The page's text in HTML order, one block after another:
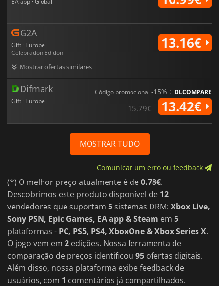
G2A
Gift · Europe
Celebration Edition
Mostrar ofertas similares
13.16€
Difmark
Gift · Europe
Código promocional -15% : DLCOMPARE
15.79€ 13.42€
MOSTRAR TUDO
Comunicar um erro ou feedback
(*) O melhor preço atualmente é de0.78€.
Descobrimos este produto disponível de 12
vendedores que suportam 5 sistemas DRM: Xbox Live,
Sony PSN, Epic Games, EA app & Steam em 5
plataformas - PC, PS5, PS4, XboxOne & Xbox Series X.
O jogo vem em 2 edições. Nossa ferramenta de
comparação de preços identificou 95 ofertas digitais.
Além disso, nossa plataforma exibe feedback de
usuários, com 1 comentários já compartilhados.